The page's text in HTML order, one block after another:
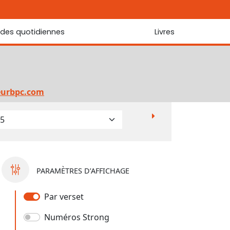
quotidiennes Livres
Bibliothèque
PARAMÈTRES D’AFFICHAGE
Par verset
Numéros Strong